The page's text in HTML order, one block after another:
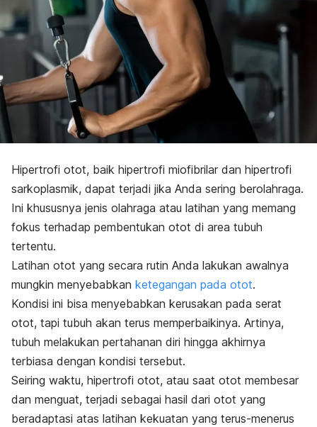
Hipertrofi otot, baik hipertrofi miofibrilar dan hipertrofi
sarkoplasmik, dapat terjadi jika Anda sering berolahraga.
Ini khususnya jenis olahraga atau latihan yang memang
fokus terhadap pembentukan otot di area tubuh
tertentu.
Latihan otot yang secara rutin Anda lakukan awalnya
mungkin menyebabkan ketegangan pada otot.
Kondisi ini bisa menyebabkan kerusakan pada serat
otot, tapi tubuh akan terus memperbaikinya. Artinya,
tubuh melakukan pertahanan diri hingga akhirnya
terbiasa dengan kondisi tersebut.
Seiring waktu, hipertrofi otot, atau saat otot membesar
dan menguat, terjadi sebagai hasil dari otot yang
beradaptasi atas latihan kekuatan yang terus-menerus